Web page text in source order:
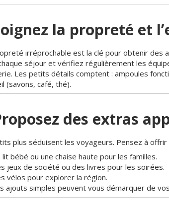
la propreté et
irréprochable est la clé pour obtenir des
séjour et vérifiez régulièrement les
Les petits détails comptent : ampoules
(savons, café, thé).
des extras
plus séduisent les voyageurs. Pensez à offrir
lit bébé ou une chaise haute pour les familles.
jeux de société ou des livres pour les soirées.
vélos pour explorer la région.
ajouts simples peuvent vous démarquer de